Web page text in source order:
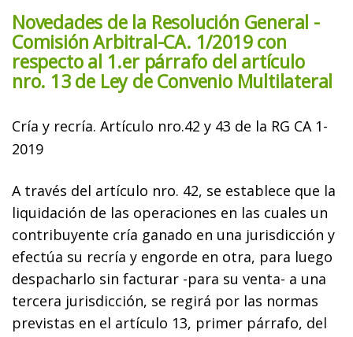
Novedades de la Resolución General -
Comisión Arbitral-CA. 1/2019 con
respecto al 1.er párrafo del artículo
nro. 13 de Ley de Convenio Multilateral
Cría y recría. Artículo nro.42 y 43 de la RG CA 1-
2019
A través del artículo nro. 42, se establece que la
liquidación de las operaciones en las cuales un
contribuyente cría ganado en una jurisdicción y
efectúa su recría y engorde en otra, para luego
despacharlo sin facturar -para su venta- a una
tercera jurisdicción, se regirá por las normas
previstas en el artículo 13, primer párrafo, del